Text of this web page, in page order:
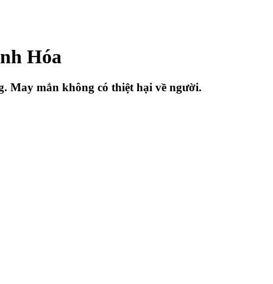
Hóa
May mắn không có thiệt hại về người.